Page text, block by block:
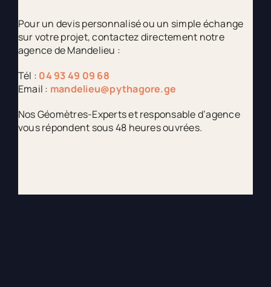
Pour un devis personnalisé ou un simple échange
sur votre projet, contactez directement notre
agence de Mandelieu :
Tél : 04 93 49 09 68
Email : mandelieu@pythagore.ge
Nos Géomètres-Experts et responsable d’agence
vous répondent sous 48 heures ouvrées.